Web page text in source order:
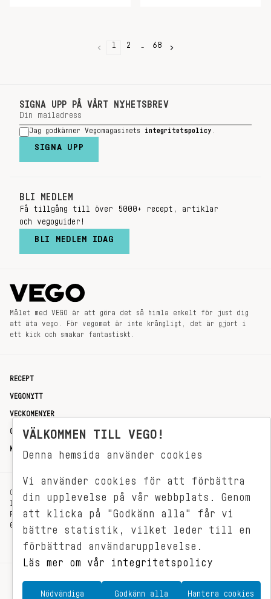
1 2 … 68
SIGNA UPP PÅ VÅRT NYHETSBREV
Jag godkänner Vegomagasinets integritetspolicy
SIGNA UPP
BLI MEDLEM
Få tillgång till över 5000+ recept, artiklar
och vegoguider!
BLI MEDLEM IDAG
Målet med VEGO är att göra det så himla enkelt för just dig
att äta vego. För vegomat är inte krångligt, det är gjort i
ett kick och smakar fantastiskt.
RECEPT
VEGONYTT
VECKOMENYER
OM OSS
KONTAKT
OXENSTIERNSGATAN 33
114 27 STOCKHOLM
REDAKTIONEN@VEGOMAGASINET.SE
08-799 62 01
VÄLKOMMEN TILL VEGO!
Denna hemsida använder cookies
Vi använder cookies för att förbättra
din upplevelse på vår webbplats. Genom
att klicka på "Godkänn alla" får vi
bättre statistik, vilket leder till en
förbättrad användarupplevelse.
Läs mer om vår integritetspolicy
Nödvändiga Godkänn alla Hantera cookies